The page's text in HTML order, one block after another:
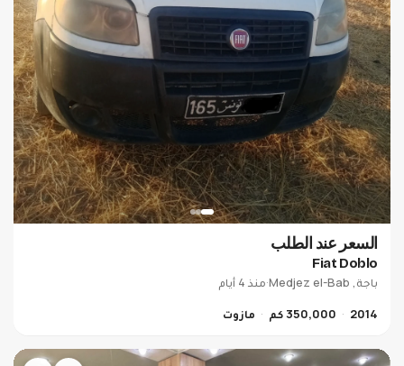
السعر عند الطلب
Fiat Doblo
باجة, Medjez el-Bab
·منذ 4 أيام
2014
350,000 كم مازوت